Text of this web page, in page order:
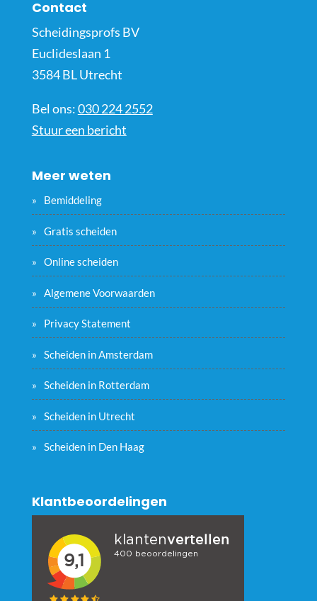
Contact
Scheidingsprofs BV
Euclideslaan 1
3584 BL Utrecht
Bel ons:030 224 2552
Stuur een bericht
Meer weten
Bemiddeling
Gratis scheiden
Online scheiden
Algemene Voorwaarden
Privacy Statement
Scheiden in Amsterdam
Scheiden in Rotterdam
Scheiden in Utrecht
Scheiden in Den Haag
Klantbeoordelingen